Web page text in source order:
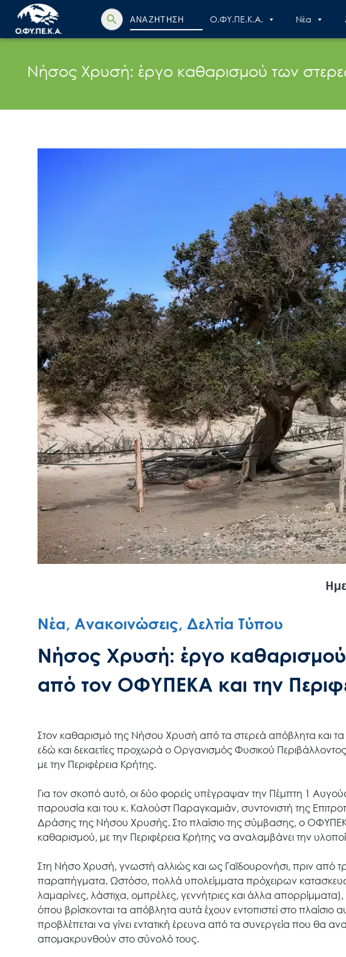
Search
for:
Search Button
Ο.ΦΥ.ΠΕ.Κ.Α. Nέα
Νήσος Χρυσή: έργο καθαρισμού των
Νέα, Ανακοινώσεις, Δελτία Τύπου
Νήσος Χρυσή: έργο
από τον ΟΦΥΠΕΚΑ και την
Στον καθαρισμό της Νήσου Χρυσή από τα στερεά απόβλητα και
εδώ και δεκαετίες προχωρά ο Οργανισμός Φυσικού
με την Περιφέρεια Κρήτης.
Για τον σκοπό αυτό, οι δύο φορείς υπέγραψαν την Πέμπτη 1
παρουσία και του κ. Καλούστ Παραγκαμιάν, συντονιστή της
Δράσης της Νήσου Χρυσής. Στο πλαίσιο της σύμβασης, ο
καθαρισμού, με την Περιφέρεια Κρήτης να αναλαμβάνει την
Στη Νήσο Χρυσή, γνωστή αλλιώς και ως Γαϊδουρονήσι, πριν από
παραπήγματα. Ωστόσο, πολλά υπολείμματα πρόχειρων
λαμαρίνες, λάστιχα, ομπρέλες, γεννήτριες και άλλα
όπου βρίσκονται τα απόβλητα αυτά έχουν εντοπιστεί στο
προβλέπεται να γίνει εντατική έρευνα από τα συνεργεία που θα
απομακρυνθούν στο σύνολό τους.